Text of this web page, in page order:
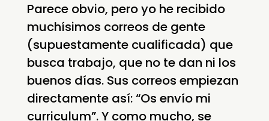
Parece obvio, pero yo he recibido
muchísimos correos de gente
(supuestamente cualificada) que
busca trabajo, que no te dan ni los
buenos días. Sus correos empiezan
directamente así: “Os envío mi
curriculum”. Y como mucho, se